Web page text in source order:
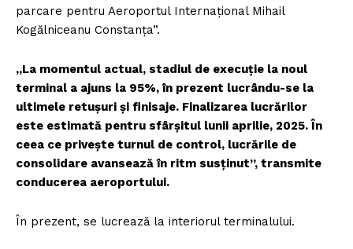
parcare pentru Aeroportul Internațional Mihail
Kogălniceanu Constanța”.
„La momentul actual, stadiul de execuție la noul
terminal a ajuns la 95%, în prezent lucrându-se la
ultimele retușuri și finisaje. Finalizarea lucrărilor
este estimată pentru sfârșitul lunii aprilie, 2025. În
ceea ce privește turnul de control, lucrările de
consolidare avansează în ritm susținut”, transmite
conducerea aeroportului.
În prezent, se lucrează la interiorul terminalului.